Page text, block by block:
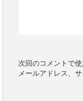
次回のコメントで
メールアドレス、